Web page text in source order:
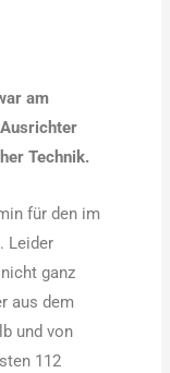
am
Technik.
für den im
Leider
ganz
aus dem
und von
112